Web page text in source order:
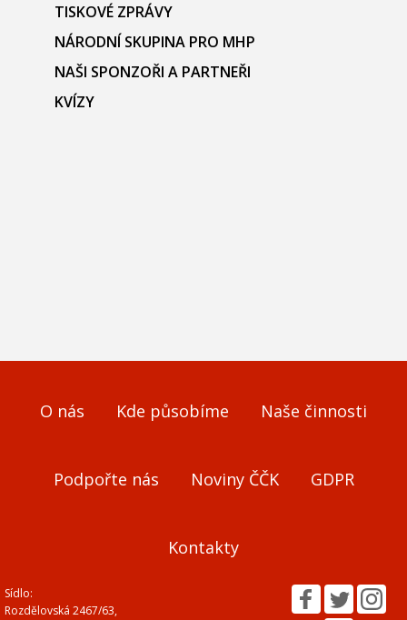
TISKOVÉ ZPRÁVY
NÁRODNÍ SKUPINA PRO MHP
NAŠI SPONZOŘI A PARTNEŘI
KVÍZY
O nás Kde působíme Naše činnosti
Podpořte nás Noviny ČČK GDPR
Kontakty
Sídlo:
Rozdělovská 2467/63,